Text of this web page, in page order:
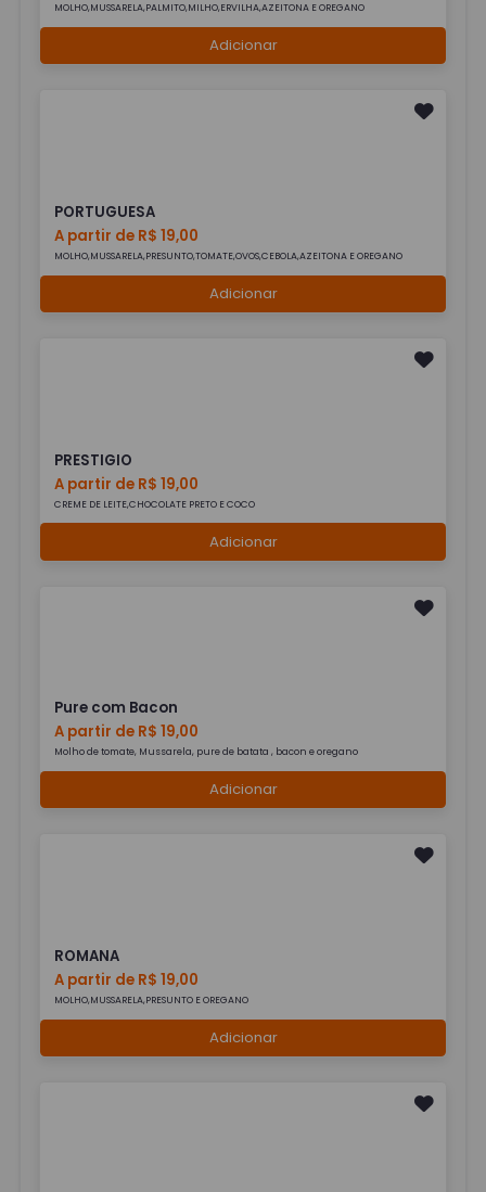
MOLHO,MUSSARELA,PALMITO,MILHO,ERVILHA,AZEITONA E OREGANO
Adicionar
PORTUGUESA
A partir de R$ 19,00
MOLHO,MUSSARELA,PRESUNTO,TOMATE,OVOS,CEBOLA,AZEITONA E OREGANO
Adicionar
PRESTIGIO
A partir de R$ 19,00
CREME DE LEITE,CHOCOLATE PRETO E COCO
Adicionar
Pure com Bacon
A partir de R$ 19,00
Molho de tomate, Mussarela, pure de batata , bacon e oregano
Adicionar
ROMANA
A partir de R$ 19,00
MOLHO,MUSSARELA,PRESUNTO E OREGANO
Adicionar